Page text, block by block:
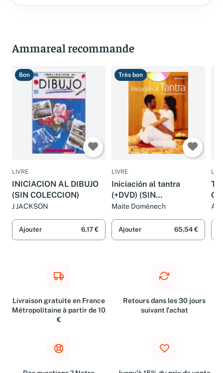
Ammareal recommande
Bon
LIVRE
INICIACION AL DIBUJO
(SIN COLECCION)
J JACKSON
Ajouter 6,17 €
Très bon
LIVRE
Iniciación al tantra
(+DVD) (SIN
COLECCION)
Maite Domènech
Ajouter 65,54 €
Livraison gratuite en France
Métropolitaine à partir de 10
€
Retours dans les 30 jours
suivant l'achat